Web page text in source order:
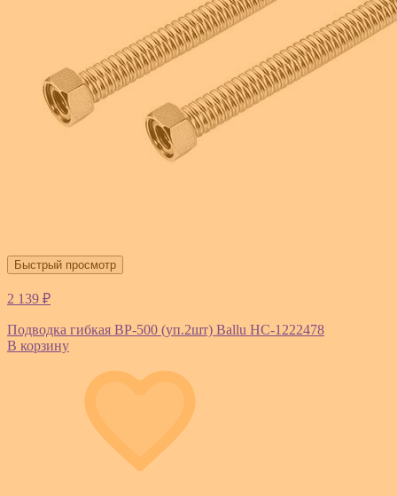
Быстрый просмотр
2 139 ₽
Подводка гибкая BP-500 (уп.2шт) Ballu НС-1222478
В корзину